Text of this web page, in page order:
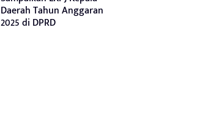
Daerah Tahun Anggaran
2025 di DPRD